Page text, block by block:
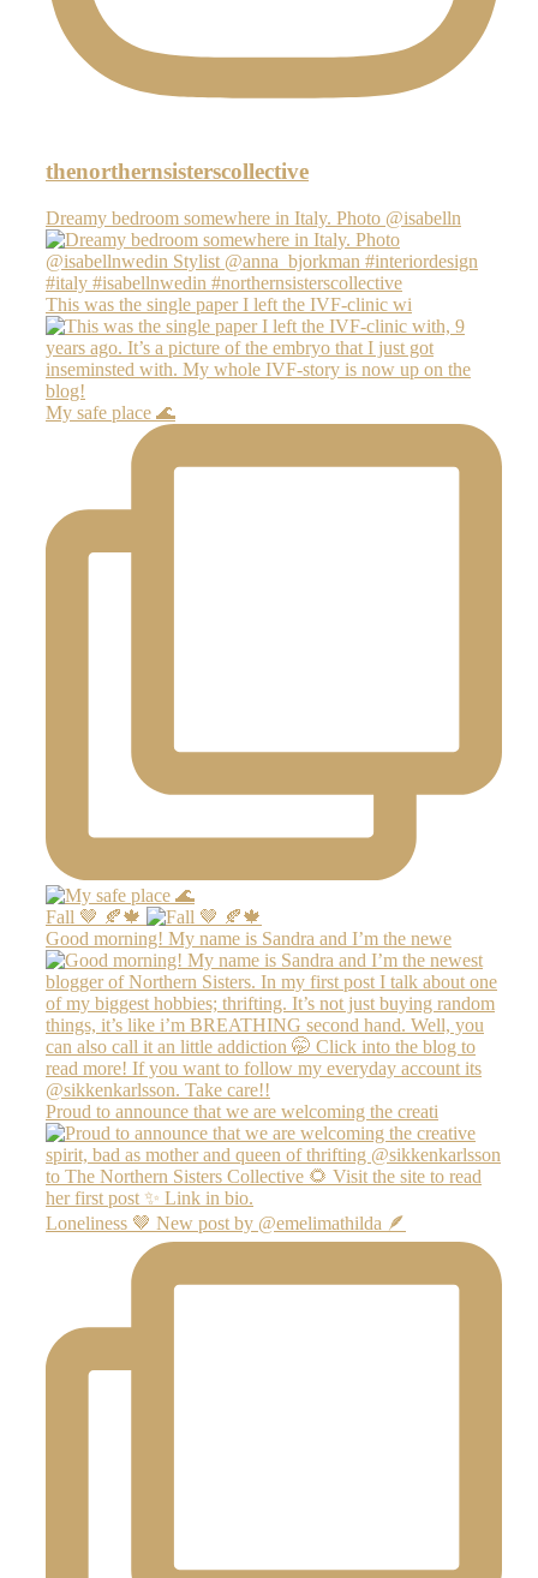
thenorthernsisterscollective
Dreamy bedroom somewhere in Italy. Photo @isabelln
This was the single paper I left the IVF-clinic wi
My safe place 🌊
Fall 🤎 🍂🍁
Good morning! My name is Sandra and I’m the newe
Proud to announce that we are welcoming the creati
Loneliness 🤎 New post by @emelimathilda 🪶